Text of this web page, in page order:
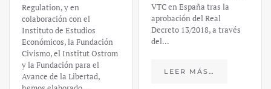
Regulation, y en
colaboración con el
Instituto de Estudios
Económicos, la Fundación
Civismo, el Institut Ostrom
y la Fundación para el
Avance de la Libertad,
VTC en España tras la
aprobación del Real
Decreto 13/2018, a través
del…
LEER MÁS…